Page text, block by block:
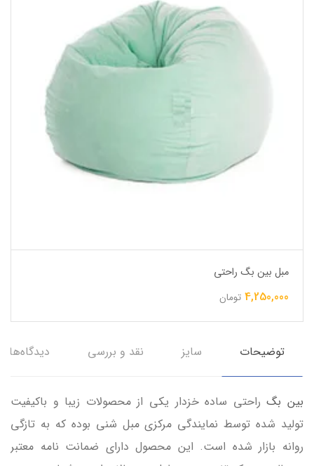
مبل بین بگ راحتی
4,250,000 تومان
توضیحات سایز نقد و بررسی دیدگاه‌ها
بین بگراحتی ساده خزدار یکی از محصولات زیبا و باکیفیت
تولید شده توسط نمایندگی مرکزی مبل شنی بوده که به تازگی
روانه بازار شده است. این محصول دارای ضمانت نامه معتبر